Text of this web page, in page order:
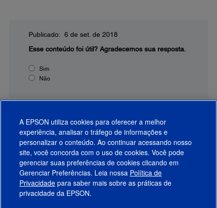
Publicado: 6 de set. de 2018
Esse conteúdo foi útil? Agradecemos sua resposta.
Sim
Não
Produtos
Suporte
A EPSON utiliza cookies para oferecer a melhor
experiência, analisar o tráfego de informações e
personalizar o conteúdo. Ao continuar acessando nosso
site, você concorda com o uso de cookies. Você pode
gerenciar suas preferências de cookies clicando em
Gerenciar Preferências. Leia nossa Política de
Privacidade para saber mais sobre as práticas de
privacidade da EPSON.